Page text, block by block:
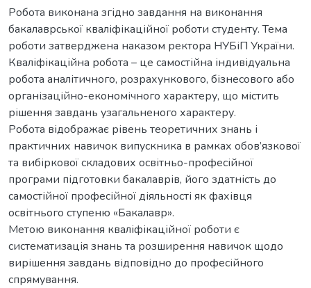
Робота виконана згідно завдання на виконання
бакалаврської кваліфікаційної роботи студенту. Тема
роботи затверджена наказом ректора НУБіП України.
Кваліфікаційна робота – це самостійна індивідуальна
робота аналітичного, розрахункового, бізнесового або
організаційно-економічного характеру, що містить
рішення завдань узагальненого характеру.
Робота відображає рівень теоретичних знань і
практичних навичок випускника в рамках обов’язкової
та вибіркової складових освітньо-професійної
програми підготовки бакалаврів, його здатність до
самостійної професійної діяльності як фахівця
освітнього ступеню «Бакалавр».
Метою виконання кваліфікаційної роботи є
систематизація знань та розширення навичок щодо
вирішення завдань відповідно до професійного
спрямування.